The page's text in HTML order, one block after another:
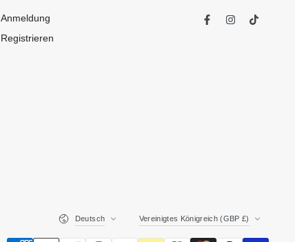
Anmeldung
Registrieren
FacebookInstagramTikTok
Deutsch Vereinigtes Königreich (GBP £)